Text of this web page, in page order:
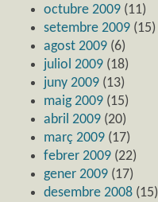
octubre 2009 (11)
setembre 2009 (15)
agost 2009 (6)
juliol 2009 (18)
juny 2009 (13)
maig 2009 (15)
abril 2009 (20)
març 2009 (17)
febrer 2009 (22)
gener 2009 (17)
desembre 2008 (15)